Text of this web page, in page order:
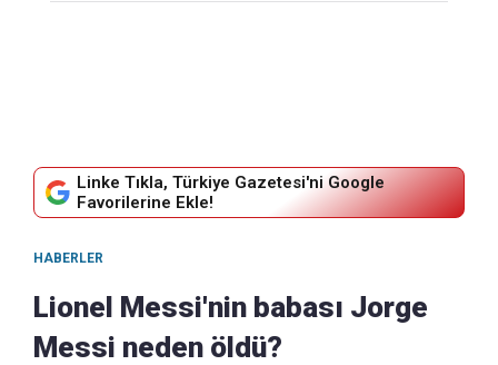
Linke Tıkla, Türkiye Gazetesi'ni Google
Favorilerine Ekle!
HABERLER
Lionel Messi'nin babası Jorge
Messi neden öldü?